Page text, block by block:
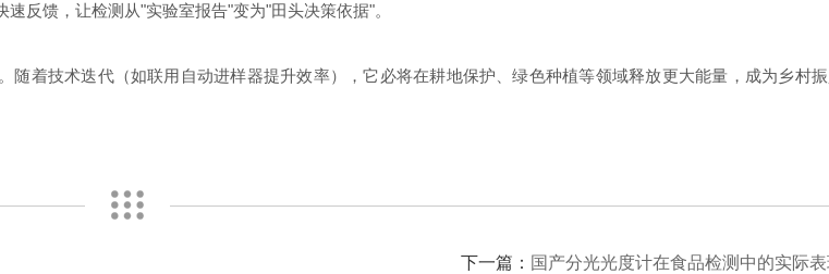
反馈，让检测从"实验室报告"变为"田头决策依据"。
技术迭代（如联用自动进样器提升效率），它必将在耕地保护、绿色种植等领域释放更大能量，成为乡村
下一篇： 国产分光光度计在食品检测中的实际